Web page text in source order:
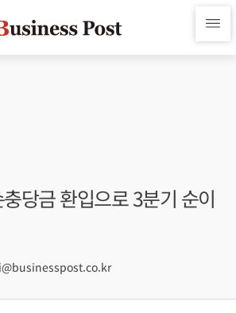
당금 환입으로 3분기 순이